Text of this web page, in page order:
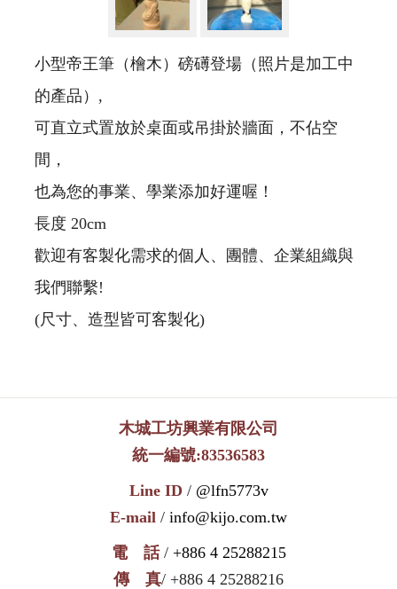
小型帝王筆（檜木）磅礡登場（照片是加工中
的產品）,
可直立式置放於桌面或吊掛於牆面，不佔空
間，
也為您的事業、學業添加好運喔！
長度 20cm
歡迎有客製化需求的個人、團體、企業組織與
我們聯繫!
(尺寸、造型皆可客製化)
木城工坊興業有限公司
統一編號:83536583
Line ID / @lfn5773v
E-mail / info@kijo.com.tw
電 話/ +886 4 25288215
傳 真/ +886 4 25288216